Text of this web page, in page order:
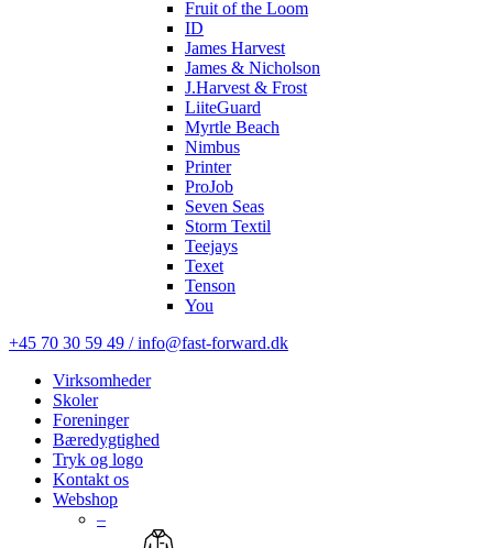
Fruit of the Loom
ID
James Harvest
James & Nicholson
J.Harvest & Frost
LiiteGuard
Myrtle Beach
Nimbus
Printer
ProJob
Seven Seas
Storm Textil
Teejays
Texet
Tenson
You
+45 70 30 59 49 / info@fast-forward.dk
Virksomheder
Skoler
Foreninger
Bæredygtighed
Tryk og logo
Kontakt os
Webshop
–